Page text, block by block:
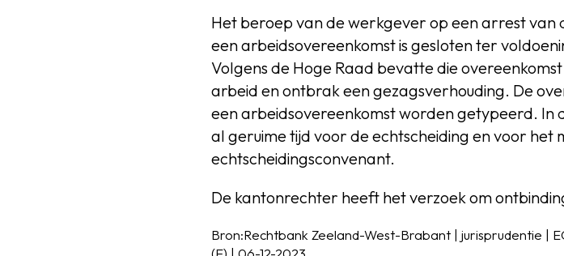
Het beroep van de werkgever op een arrest van
een arbeidsovereenkomst is gesloten ter
Volgens de Hoge Raad bevatte die
arbeid en ontbrak een gezagsverhouding. De
een arbeidsovereenkomst worden getypeerd. In
al geruime tijd voor de echtscheiding en voor het
echtscheidingsconvenant.
De kantonrechter heeft het verzoek om
Bron:Rechtbank Zeeland-West-Brabant | jurisprudentie |